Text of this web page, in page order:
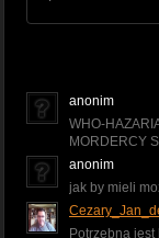
anonim
WHO-
MORDERCY
anonim
jak by mieli
Potrzebna